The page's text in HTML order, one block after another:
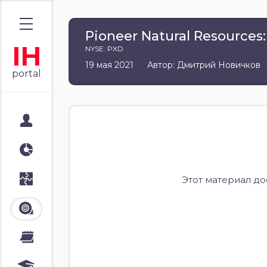
IH
portal
Лента
Pioneer Natural
NYSE: PXD
19 мая 2021 Автор: Дмитрий Новичков
Этот материал